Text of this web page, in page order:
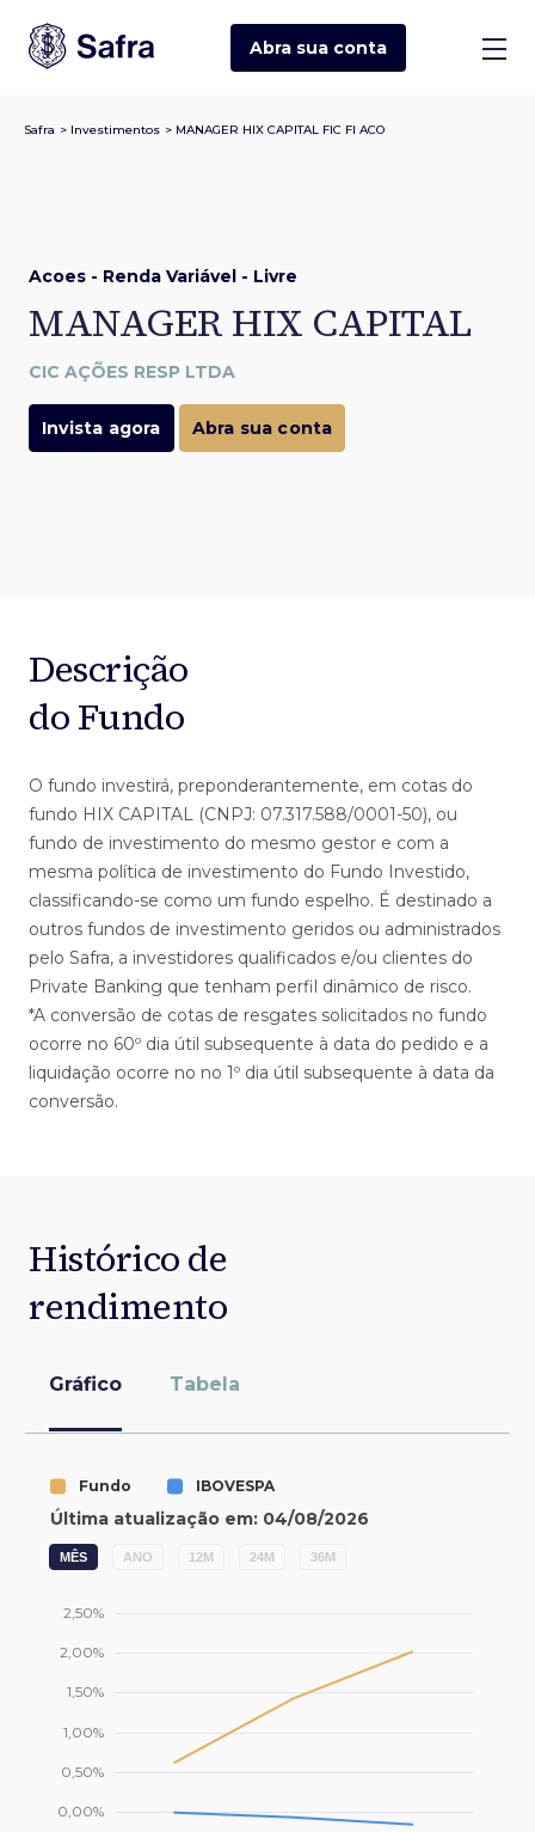
Abra sua conta
Safra > Investimentos > MANAGER HIX CAPITAL FIC FI ACO
Acoes - Renda Variável - Livre
MANAGER HIX CAPITAL
CIC AÇÕES RESP LTDA
Invista agora Abra sua conta
Descrição
do Fundo
O fundo investirá, preponderantemente, em cotas do
fundo HIX CAPITAL (CNPJ: 07.317.588/0001-50), ou
fundo de investimento do mesmo gestor e com a
mesma política de investimento do Fundo Investido,
classificando-se como um fundo espelho. É destinado a
outros fundos de investimento geridos ou administrados
pelo Safra, a investidores qualificados e/ou clientes do
Private Banking que tenham perfil dinâmico de risco.
*A conversão de cotas de resgates solicitados no fundo
ocorre no 60º dia útil subsequente à data do pedido e a
liquidação ocorre no no 1º dia útil subsequente à data da
conversão.
Histórico de
rendimento
Gráfico Tabela
MÊS ANO 12M 24M 36M